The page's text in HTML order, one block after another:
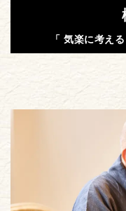
「 気楽に考え